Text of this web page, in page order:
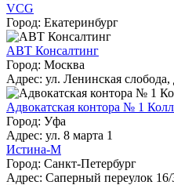
VCG
Город: Екатеринбург
АВТ Консалтинг
Город: Москва
Адрес: ул. Ленинская
Адвокатская контора № 1
Город: Уфа
Адрес: ул. 8 марта 1
Истина-М
Город: Санкт-Петербург
Адрес: Саперный переулок